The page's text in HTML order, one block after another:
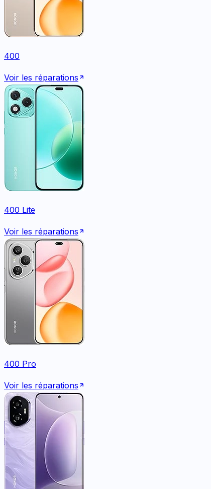
400
Voir les réparations
400 Lite
Voir les réparations
400 Pro
Voir les réparations